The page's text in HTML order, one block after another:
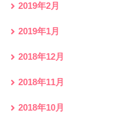
2019年2月
2019年1月
2018年12月
2018年11月
2018年10月